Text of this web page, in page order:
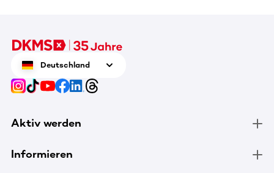
Deutschland
Aktiv werden
Informieren